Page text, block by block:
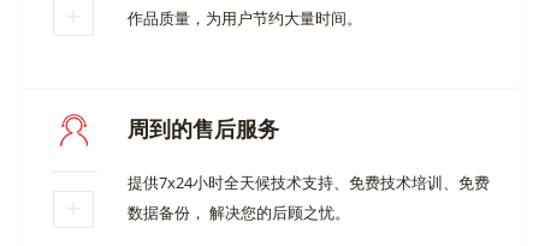
作品质量，为用户节约大量时间。
周到的售后服务
提供7x24小时全天候技术支持、免费技术培训、免费
数据备份， 解决您的后顾之忧。